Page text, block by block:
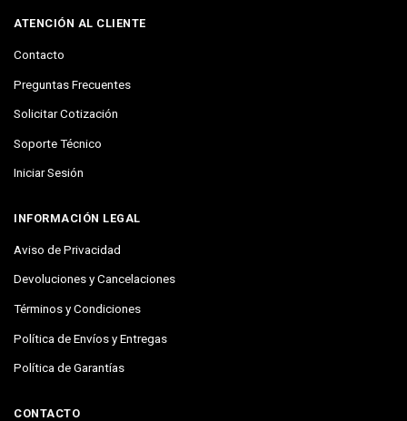
ATENCIÓN AL CLIENTE
Contacto
Preguntas Frecuentes
Solicitar Cotización
Soporte Técnico
Iniciar Sesión
INFORMACIÓN LEGAL
Aviso de Privacidad
Devoluciones y Cancelaciones
Términos y Condiciones
Política de Envíos y Entregas
Política de Garantías
CONTACTO